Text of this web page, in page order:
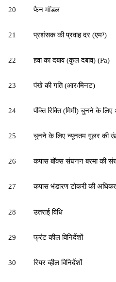
20 फैन मॉडल
21 प्रशंसक की प्रवाह दर (एम³)
22 हवा का दबाव (कुल दबाव) (Pa)
23 पंखे की गति (आर/मिनट)
24 पंक्ति रिक्ति (मिमी) चुनने के
25 चुनने के लिए न्यूनतम गूलर की
26 कपास बॉक्स संघनन बरमा की
27 कपास भंडारण टोकरी की
28 उतराई विधि
29 फ्रंट व्हील विनिर्देशों
30 रियर व्हील विनिर्देशों